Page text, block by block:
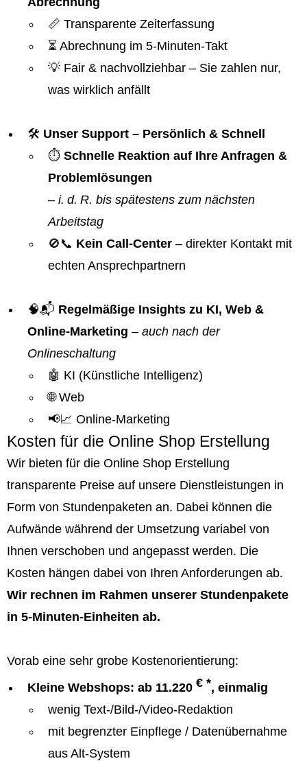
📏 Transparente Zeiterfassung
⏳ Abrechnung im 5-Minuten-Takt
💡 Fair & nachvollziehbar – Sie zahlen nur,
was wirklich anfällt
🛠️ Unser Support – Persönlich & Schnell
⏱️ Schnelle Reaktion auf Ihre Anfragen &
Problemlösungen
– i. d. R. bis spätestens zum nächsten
Arbeitstag
🚫📞 Kein Call-Center – direkter Kontakt mit
echten Ansprechpartnern
🧠📬 Regelmäßige Insights zu KI, Web &
Online-Marketing – auch nach der
Onlineschaltung
🤖 KI (Künstliche Intelligenz)
🌐 Web
📢📈 Online-Marketing
Kosten für die Online Shop Erstellung
Wir bieten für die Online Shop Erstellung
transparente Preise auf unsere Dienstleistungen in
Form von Stundenpaketen an. Dabei können die
Aufwände während der Umsetzung variabel von
Ihnen verschoben und angepasst werden. Die
Kosten hängen dabei von Ihren Anforderungen ab.
Wir rechnen im Rahmen unserer Stundenpakete
in 5-Minuten-Einheiten ab.
Vorab eine sehr grobe Kostenorientierung:
Kleine Webshops: ab 11.220 € *, einmalig
wenig Text-/Bild-/Video-Redaktion
mit begrenzter Einpflege / Datenübernahme
aus Alt-System